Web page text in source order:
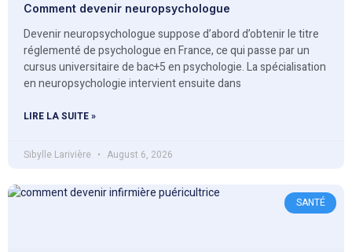
Comment devenir neuropsychologue
Devenir neuropsychologue suppose d’abord d’obtenir le titre
réglementé de psychologue en France, ce qui passe par un
cursus universitaire de bac+5 en psychologie. La spécialisation
en neuropsychologie intervient ensuite dans
LIRE LA SUITE »
Sibylle Larivière August 6, 2026
SANTÉ